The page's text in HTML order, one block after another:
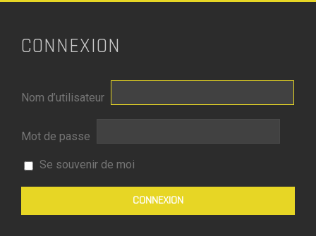
CONNEXION
Nom d’utilisateur
Mot de passe
Se souvenir de moi